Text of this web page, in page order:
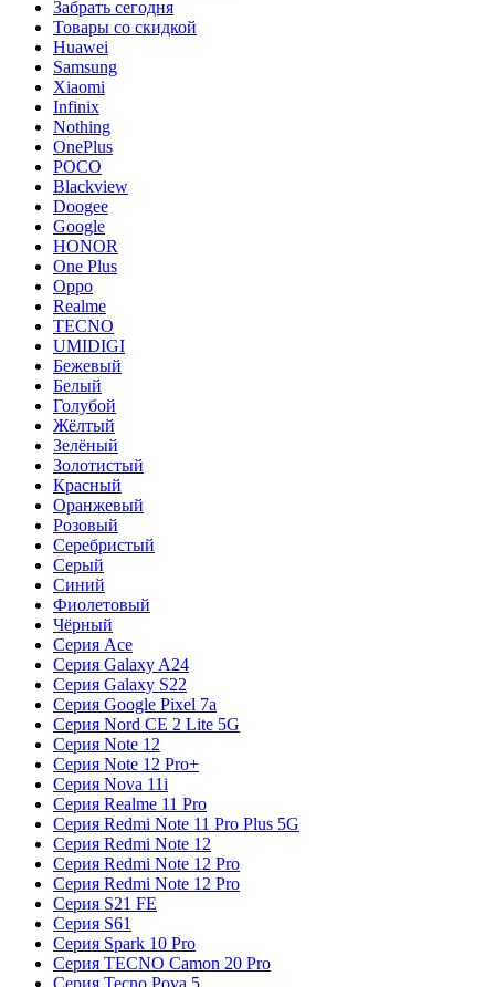
Забрать сегодня
Товары со скидкой
Huawei
Samsung
Xiaomi
Infinix
Nothing
OnePlus
POCO
Blackview
Doogee
Google
HONOR
One Plus
Oppo
Realme
TECNO
UMIDIGI
Бежевый
Белый
Голубой
Жёлтый
Зелёный
Золотистый
Красный
Оранжевый
Розовый
Серебристый
Серый
Синий
Фиолетовый
Чёрный
Серия Ace
Серия Galaxy A24
Серия Galaxy S22
Серия Google Pixel 7a
Серия Nord CE 2 Lite 5G
Серия Note 12
Серия Note 12 Pro+
Серия Nova 11i
Серия Realme 11 Pro
Серия Redmi Note 11 Pro Plus 5G
Серия Redmi Note 12
Серия Redmi Note 12 Pro
Серия Redmi Note 12 Pro
Серия S21 FE
Серия S61
Серия Spark 10 Pro
Серия TECNO Camon 20 Pro
Серия Tecno Pova 5